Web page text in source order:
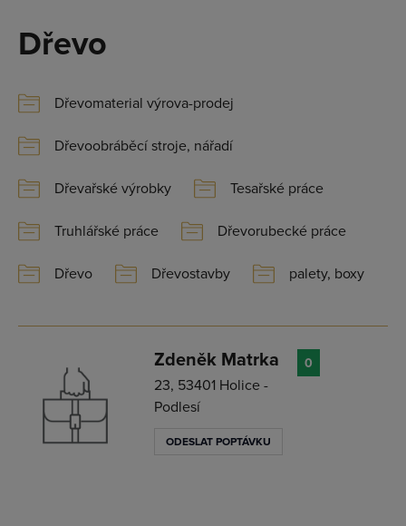
Dřevo
Dřevomaterial výrova-prodej
Dřevoobráběcí stroje, nářadí
Dřevařské výrobky Tesařské práce
Truhlářské práce Dřevorubecké práce
Dřevo Dřevostavby palety, boxy
Zdeněk Matrka
23, 53401 Holice -
Podlesí
ODESLAT POPTÁVKU
0